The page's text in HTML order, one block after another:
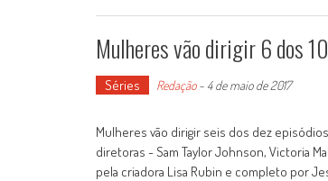
Mulheres vão dirigir 6 dos
Séries Redação- 4 de maio de 2017
Mulheres vão dirigir seis dos dez
diretoras - Sam Taylor Johnson, Victoria
pela criadora Lisa Rubin e completo por